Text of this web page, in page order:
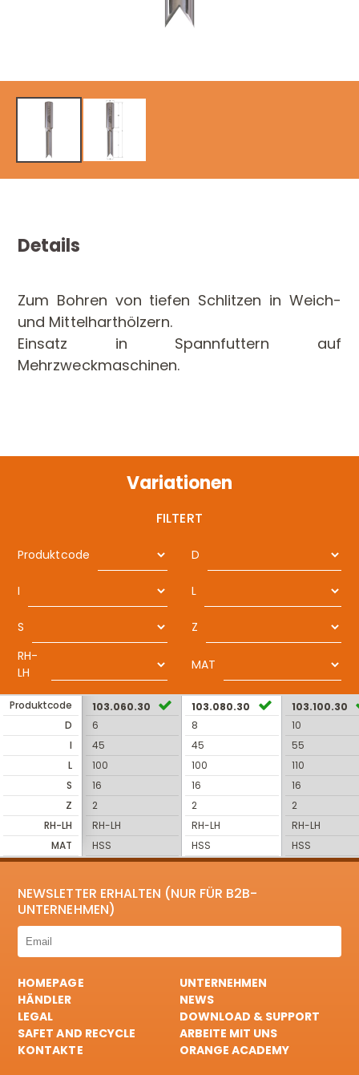
Details
Zum Bohren von tiefen Schlitzen in Weich-
und Mittelharthölzern.
Einsatz in Spannfuttern auf
Mehrzweckmaschinen.
Variationen
FILTERT
Produktcode D
I L
S
Z
RH-
LH
MAT
Produktcode
D
I
L
S
Z
RH-LH
MAT
103.060.30
6
45
100
16
2
RH-LH
HSS
103.080.30
8
45
100
16
2
RH-LH
HSS
103.100.30
10
55
110
16
2
RH-LH
HSS
NEWSLETTER ERHALTEN (NUR FÜR B2B-
UNTERNEHMEN)
HOMEPAGE
UNTERNEHMEN
HÄNDLER
NEWS
LEGAL
DOWNLOAD & SUPPORT
SAFET AND RECYCLE
ARBEITE MIT UNS
KONTAKTE
ORANGE ACADEMY